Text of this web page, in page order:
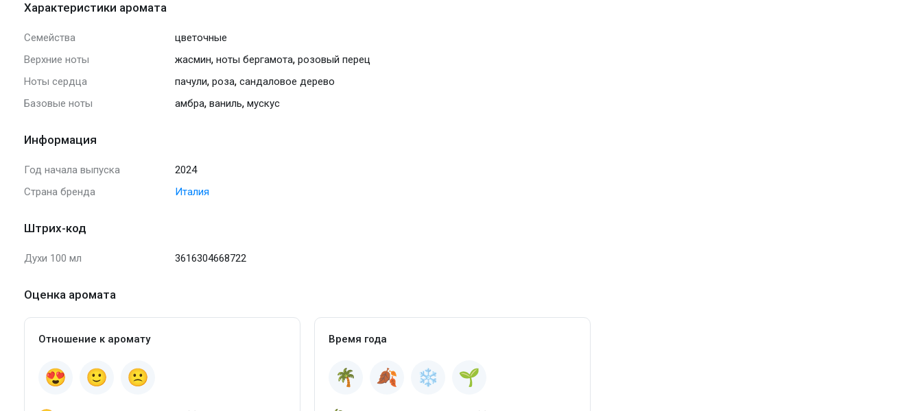
Характеристики аромата
Семейства
цветочные
Верхние ноты
жасмин, ноты бергамота, розовый перец
Ноты сердца
пачули, роза, сандаловое дерево
Базовые ноты
амбра, ваниль, мускус
Информация
Год начала выпуска
2024
Страна бренда
Италия
Штрих-код
Духи 100 мл 3616304668722
Оценка аромата
Отношение к аромату Время года